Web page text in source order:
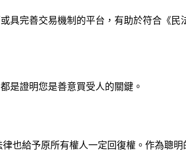
具完善交易機制的平台，有助於符合《民
是證明您是善意買受人的關鍵。
也給予原所有權人一定回復權。作為聰